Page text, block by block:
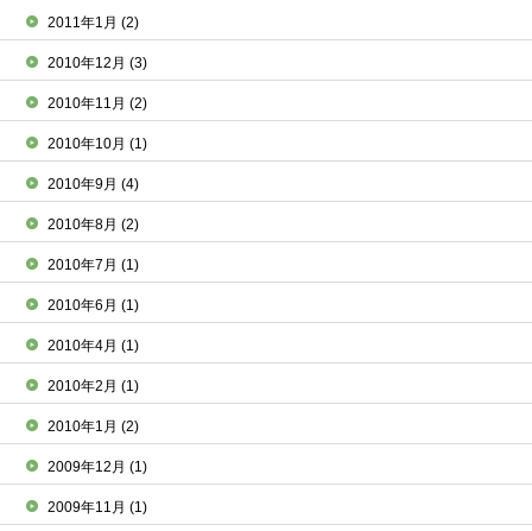
2011年1月(2)
2010年12月(3)
2010年11月(2)
2010年10月(1)
2010年9月(4)
2010年8月(2)
2010年7月(1)
2010年6月(1)
2010年4月(1)
2010年2月(1)
2010年1月(2)
2009年12月(1)
2009年11月(1)